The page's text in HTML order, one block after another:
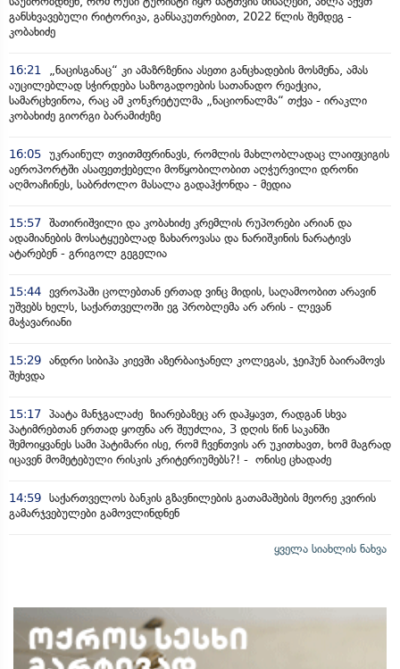
განსხვავებული რიტორიკა, განსაკუთრებით, 2022 წლის შემდეგ -
კობახიძე
16:21
„ნაცისგანაც“ კი ამაზრზენია ასეთი განცხადების მოსმენა, ამას
აუცილებლად სჭირდება საზოგადოების სათანადო რეაქცია,
სამარცხვინოა, რაც ამ კონკრეტულმა „ნაციონალმა“ თქვა - ირაკლი
კობახიძე გიორგი ბარამიძეზე
16:05 უკრაინულ თვითმფრინავს, რომლის მახლობლადაც ლაიფციგის
აეროპორტში ასაფეთქებელი მოწყობილობით აღჭურვილი დრონი
აღმოაჩინეს, საბრძოლო მასალა გადაჰქონდა - მედია
15:57 შათირიშვილი და კობახიძე კრემლის რუპორები არიან და
ადამიანების მოსატყუებლად ზახაროვასა და ნარიშკინის ნარატივს
ატარებენ - გრიგოლ გეგელია
15:44 ევროპაში ცოლებთან ერთად ვინც მიდის, საღამოობით არავინ
უშვებს ხელს, საქართველოში ეგ პრობლემა არ არის - ლევან
მაჭავარიანი
15:29 ანდრი სიბიჰა კიევში აზერბაიჯანელ კოლეგას, ჯეიჰუნ ბაირამოვს
შეხვდა
15:17 პაატა მანჯგალაძე ზიარებაზეც არ დაჰყავთ, რადგან სხვა
პატიმრებთან ერთად ყოფნა არ შეუძლია, 3 დღის წინ საკანში
შემოიყვანეს სამი პატიმარი ისე, რომ ჩვენთვის არ უკითხავთ, ხომ მაგრად
იცავენ მომეტებული რისკის კრიტერიუმებს?! - ონისე ცხადაძე
14:59 საქართველოს ბანკის გზავნილების გათამაშების მეორე კვირის
გამარჯვებულები გამოვლინდნენ
ყველა სიახლის ნახვა